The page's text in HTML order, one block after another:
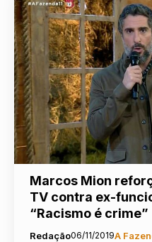
Marcos Mion
TV contra ex-
“Racismo é crime”
Redação06/11/2019A